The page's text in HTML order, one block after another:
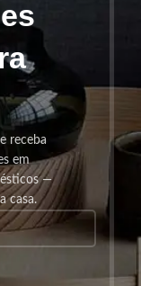
receba
em
—
casa.